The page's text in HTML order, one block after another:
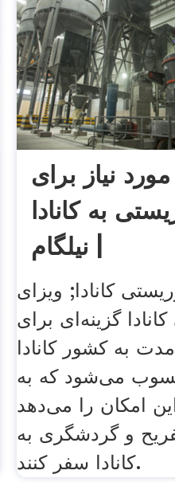
نیاز برای
به کانادا
| نیلگام
کانادا; ویزای
گزینه‌ای برای
به کشور کانادا
می‌شود که به
امکان را می‌دهد
و گردشگری به
کانادا سفر کنند.